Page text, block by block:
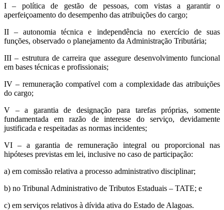
I – política de gestão de pessoas, com vistas a garantir o
aperfeiçoamento do desempenho das atribuições do cargo;
II – autonomia técnica e independência no exercício de suas
funções, observado o planejamento da Administração Tributária;
III – estrutura de carreira que assegure desenvolvimento funcional
em bases técnicas e profissionais;
IV – remuneração compatível com a complexidade das atribuições
do cargo;
V – a garantia de designação para tarefas próprias, somente
fundamentada em razão de interesse do serviço, devidamente
justificada e respeitadas as normas incidentes;
VI – a garantia de remuneração integral ou proporcional nas
hipóteses previstas em lei, inclusive no caso de participação:
a) em comissão relativa a processo administrativo disciplinar;
b) no Tribunal Administrativo de Tributos Estaduais – TATE; e
c) em serviços relativos à dívida ativa do Estado de Alagoas.